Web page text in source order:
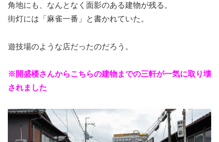
角地にも、なんとなく面影のある建物が残る。
街灯には「麻雀一番」と書かれていた。
遊技場のような店だったのだろう。
※開盛楼さんからこちらの建物までの三軒が一気に取り壊
されました